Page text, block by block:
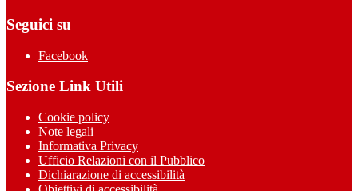
Seguici su
Facebook
Sezione Link Utili
Cookie policy
Note legali
Informativa Privacy
Ufficio Relazioni con il Pubblico
Dichiarazione di accessibilità